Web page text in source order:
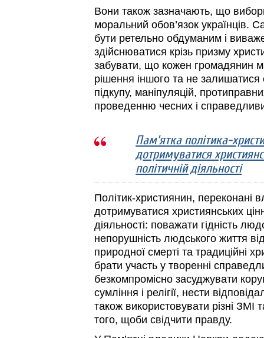
Вони також зазначають, що
моральний обов’язок українців.
бути ретельно обдуманим і
здійснюватися крізь призму
забувати, що кожен громадянин
рішення іншого та не
підкупу, маніпуляцій,
проведенню чесних і
Пам’ятка політика-
дотримуватися
політичній діяльності
Політик-християнин, переконані
дотримуватися християнських
діяльності: поважати гідність
непорушність людського життя
природної смерті та традиційні
брати участь у творенні
безкомпромісно засуджувати
сумління і релігії, нести
також використовувати різні ЗМІ
того, щоби свідчити правду.